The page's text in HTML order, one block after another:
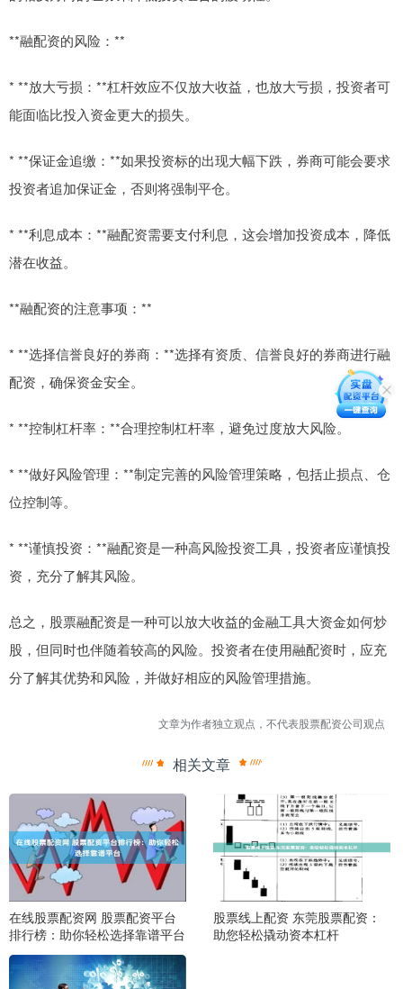
**融配资的风险：**
* **放大亏损：**杠杆效应不仅放大收益，也放大亏损，投资者可
能面临比投入资金更大的损失。
* **保证金追缴：**如果投资标的出现大幅下跌，券商可能会要求
投资者追加保证金，否则将强制平仓。
* **利息成本：**融配资需要支付利息，这会增加投资成本，降低
潜在收益。
**融配资的注意事项：**
* **选择信誉良好的券商：**选择有资质、信誉良好的券商进行融
配资，确保资金安全。
* **控制杠杆率：**合理控制杠杆率，避免过度放大风险。
* **做好风险管理：**制定完善的风险管理策略，包括止损点、仓
位控制等。
* **谨慎投资：**融配资是一种高风险投资工具，投资者应谨慎投
资，充分了解其风险。
总之，股票融配资是一种可以放大收益的金融工具大资金如何炒
股，但同时也伴随着较高的风险。投资者在使用融配资时，应充
分了解其优势和风险，并做好相应的风险管理措施。
文章为作者独立观点，不代表股票配资公司观点
相关文章
在线股票配资网 股票配资平台
排行榜：助你轻松选择靠谱平台
股票线上配资 东莞股票配资：
助您轻松撬动资本杠杆